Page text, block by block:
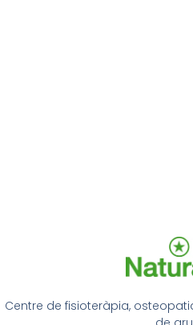
Centre de fisioteràpia,